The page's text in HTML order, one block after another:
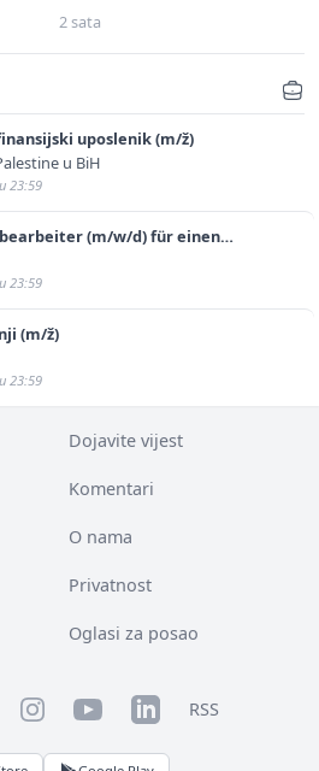
2 sata
uposlenik (m/ž)
u BiH
23:59
(m/w/d) für einen
Energieversorger
23:59
(m/ž)
23:59
Dojavite vijest
Komentari
O nama
Privatnost
Oglasi za posao
InstagramYouTubeLinkedInRSS